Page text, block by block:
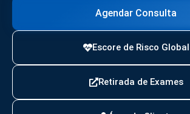
Agendar Consulta
Escore de Risco Global
Retirada de Exames